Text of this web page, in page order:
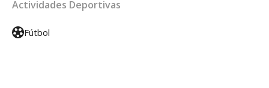
Actividades Deportivas
Fútbol